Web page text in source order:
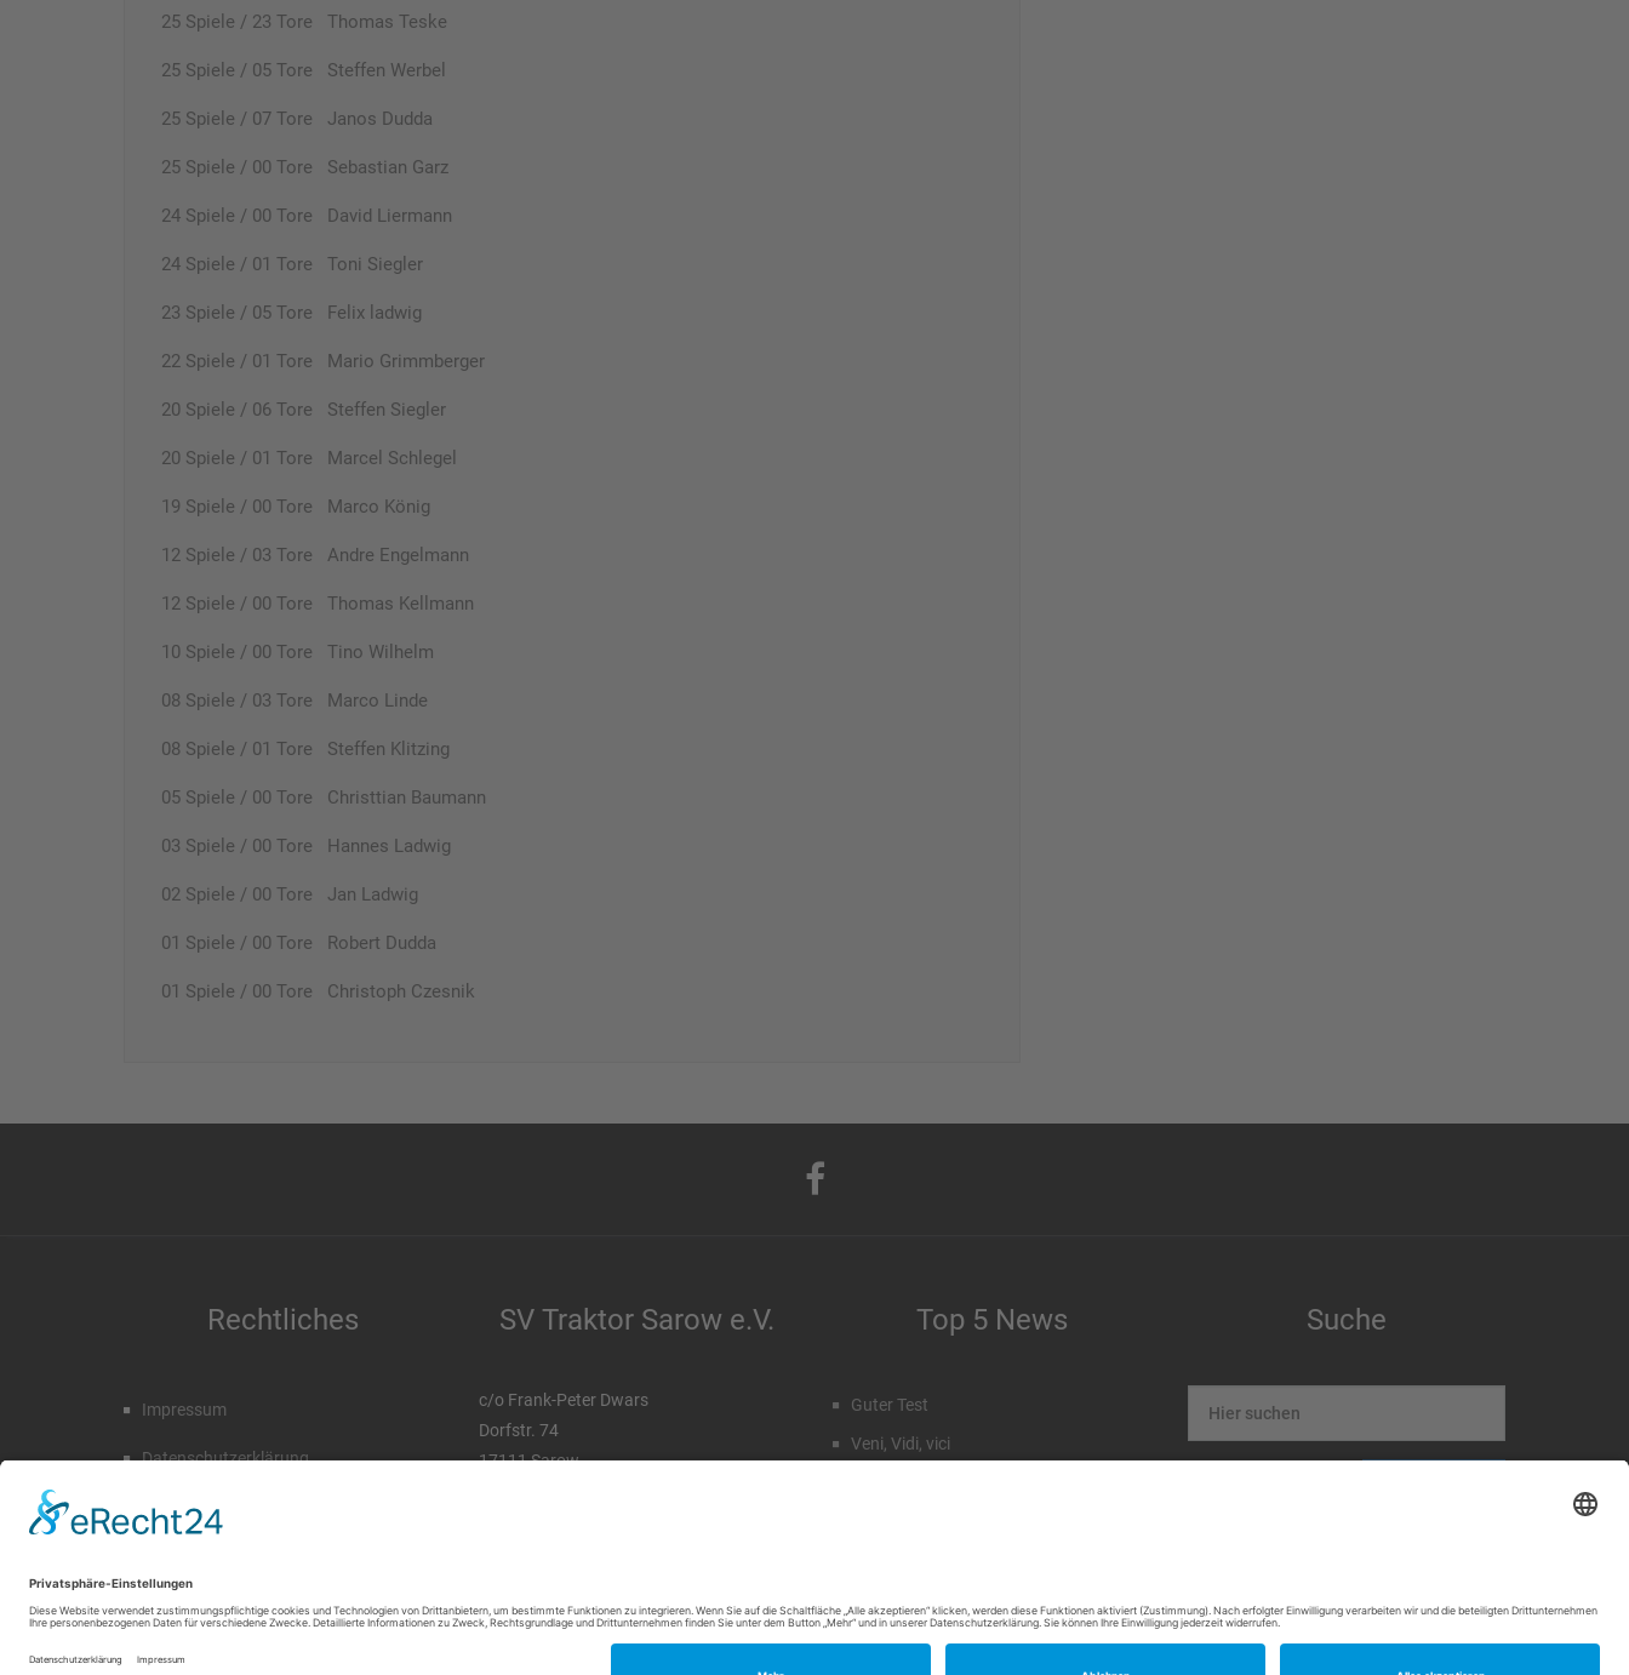
25 Spiele / 23 Tore Thomas Teske
25 Spiele / 05 Tore Steffen Werbel
25 Spiele / 07 Tore Janos Dudda
25 Spiele / 00 Tore Sebastian Garz
24 Spiele / 00 Tore David Liermann
24 Spiele / 01 Tore Toni Siegler
23 Spiele / 05 Tore Felix ladwig
22 Spiele / 01 Tore Mario Grimmberger
20 Spiele / 06 Tore Steffen Siegler
20 Spiele / 01 Tore Marcel Schlegel
19 Spiele / 00 Tore Marco König
12 Spiele / 03 Tore Andre Engelmann
12 Spiele / 00 Tore Thomas Kellmann
10 Spiele / 00 Tore Tino Wilhelm
08 Spiele / 03 Tore Marco Linde
08 Spiele / 01 Tore Steffen Klitzing
05 Spiele / 00 Tore Christtian Baumann
03 Spiele / 00 Tore Hannes Ladwig
02 Spiele / 00 Tore Jan Ladwig
01 Spiele / 00 Tore Robert Dudda
01 Spiele / 00 Tore Christoph Czesnik
Rechtliches
Impressum
Datenschutzerklärung
SV Traktor Sarow e.V.
c/o Frank-Peter Dwars
Dorfstr. 74
17111 Sarow
Top 5 News
Guter Test
Veni, Vidi, vici
Suche